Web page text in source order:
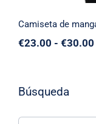
Camiseta de
€23.00 - €30.00
Búsqueda